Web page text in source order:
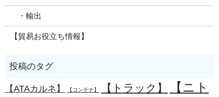
・輸出
【貿易お役立ち情報】
【ATAカルネ】 【コンテナ】 【トラック】
【ニト